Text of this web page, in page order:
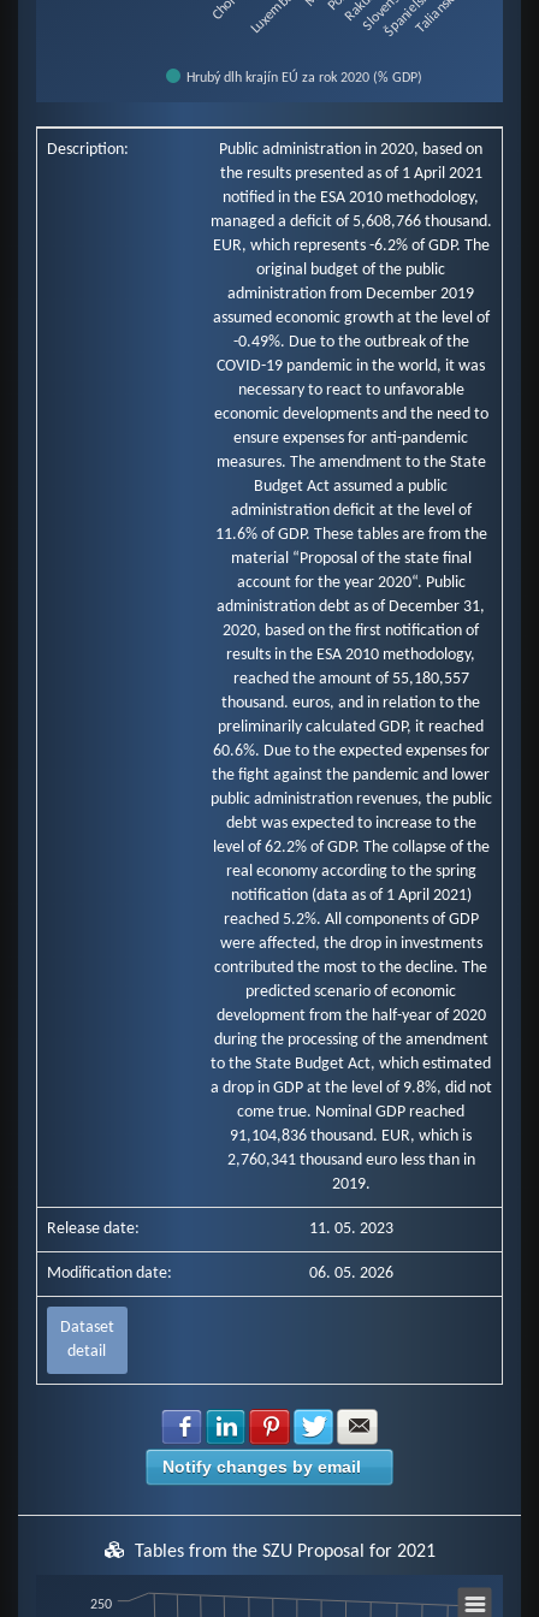
Hrubý dlh krajín EÚ za rok 2020 (% GDP)
ŠpanielskoTaliansko
Description:
Public administration in 2020, based on
the results presented as of 1 April 2021
notified in the ESA 2010 methodology,
managed a deficit of 5,608,766 thousand.
EUR, which represents -6.2% of GDP. The
original budget of the public
administration from December 2019
assumed economic growth at the level of
-0.49%. Due to the outbreak of the
COVID-19 pandemic in the world, it was
necessary to react to unfavorable
economic developments and the need to
ensure expenses for anti-pandemic
measures. The amendment to the State
Budget Act assumed a public
administration deficit at the level of
11.6% of GDP. These tables are from the
material “Proposal of the state final
account for the year 2020“. Public
administration debt as of December 31,
2020, based on the first notification of
results in the ESA 2010 methodology,
reached the amount of 55,180,557
thousand. euros, and in relation to the
preliminarily calculated GDP, it reached
60.6%. Due to the expected expenses for
the fight against the pandemic and lower
public administration revenues, the public
debt was expected to increase to the
level of 62.2% of GDP. The collapse of the
real economy according to the spring
notification (data as of 1 April 2021)
reached 5.2%. All components of GDP
were affected, the drop in investments
contributed the most to the decline. The
predicted scenario of economic
development from the half-year of 2020
during the processing of the amendment
to the State Budget Act, which estimated
a drop in GDP at the level of 9.8%, did not
come true. Nominal GDP reached
91,104,836 thousand. EUR, which is
2,760,341 thousand euro less than in
2019.
Release date: 11. 05. 2023
Modification date: 06. 05. 2026
Dataset
detail
Share with Facebook
Share with LinkedIn
Share with Pinterest
Share with Twitter
Notify changes by email
Tables from the SZU Proposal for 2021
250